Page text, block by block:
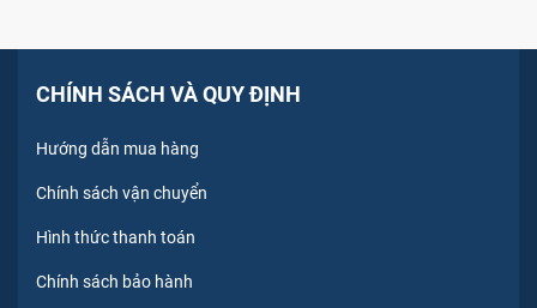
CHÍNH SÁCH VÀ QUY ĐỊNH
Hướng dẫn mua hàng
Chính sách vận chuyển
Hình thức thanh toán
Chính sách bảo hành